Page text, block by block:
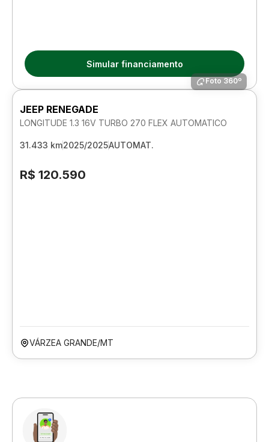
Simular financiamento
Foto 360º
JEEP RENEGADE
LONGITUDE 1.3 16V TURBO 270 FLEX AUTOMATICO
31.433 km2025/2025AUTOMAT.
R$ 120.590
VÁRZEA GRANDE/MT